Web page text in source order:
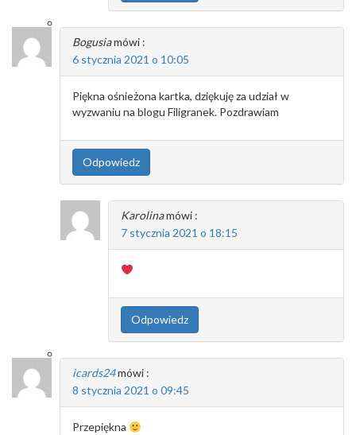
Bogusiamówi :
6 stycznia 2021 o 10:05
Piękna ośnieżona kartka, dziękuję za udział w
wyzwaniu na blogu Filigranek. Pozdrawiam
Odpowiedz
Karolinamówi :
7 stycznia 2021 o 18:15
Odpowiedz
icards24mówi :
8 stycznia 2021 o 09:45
Przepiękna